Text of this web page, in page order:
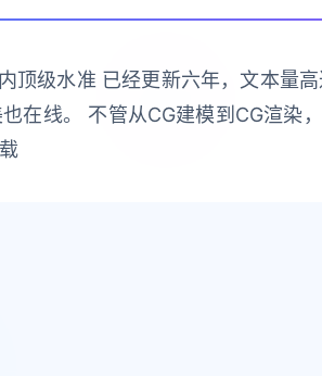
顶级水准 已经更新六年，文本量
在线。 不管从CG建模到CG渲染